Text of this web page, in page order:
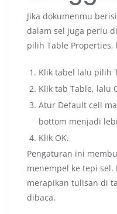
Jika dokumenmu
dalam sel juga perlu
pilih Table
Klik tabel lalu pilih
Klik tab Table, lalu
Atur Default cell
bottom menjadi
Klik OK.
Pengaturan ini
menempel ke tepi
merapikan tulisan di
dibaca.